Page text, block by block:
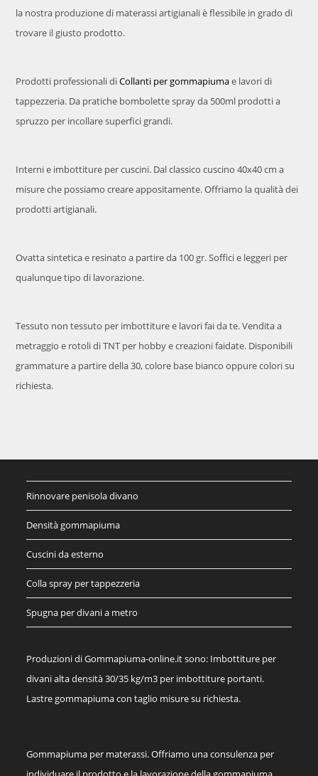
la nostra produzione di materassi artigianali è flessibile in grado di
trovare il giusto prodotto.
Prodotti professionali diCollanti per gommapiumae lavori di
tappezzeria. Da pratiche bombolette spray da 500ml prodotti a
spruzzo per incollare superfici grandi.
Interni e imbottiture per cuscini. Dal classico cuscino 40x40 cm a
misure che possiamo creare appositamente. Offriamo la qualità dei
prodotti artigianali.
Ovatta sintetica e resinato a partire da 100 gr. Soffici e leggeri per
qualunque tipo di lavorazione.
Tessuto non tessuto per imbottiture e lavori fai da te. Vendita a
metraggio e rotoli di TNT per hobby e creazioni faidate. Disponibili
grammature a partire della 30, colore base bianco oppure colori su
richiesta.
Rinnovare penisola divano
Densità gommapiuma
Cuscini da esterno
Colla spray per tappezzeria
Spugna per divani a metro
Produzioni di Gommapiuma-online.it sono: Imbottiture per
divani alta densità 30/35 kg/m3 per imbottiture portanti.
Lastre gommapiuma con taglio misure su richiesta.
Gommapiuma per materassi. Offriamo una consulenza per